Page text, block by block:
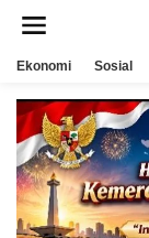
Ekonomi Sosial